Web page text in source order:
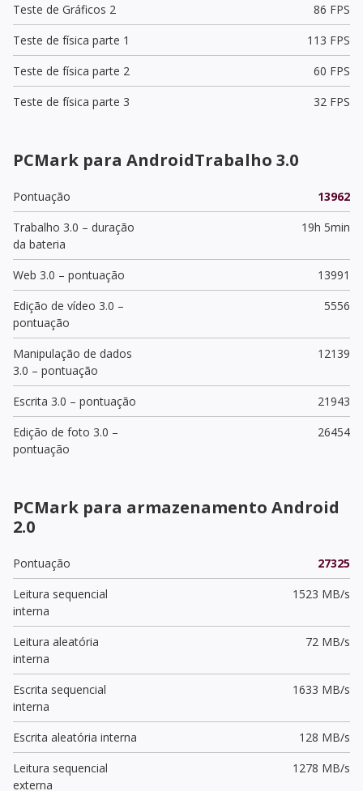
Teste de Gráficos 2
86 FPS
Teste de física parte 1
113 FPS
Teste de física parte 2
60 FPS
Teste de física parte 3
32 FPS
PCMark para AndroidTrabalho 3.0
Pontuação
13962
Trabalho 3.0 – duração
da bateria
19h 5min
Web 3.0 – pontuação
13991
Edição de vídeo 3.0 –
pontuação
5556
Manipulação de dados
3.0 – pontuação
12139
Escrita 3.0 – pontuação
21943
Edição de foto 3.0 –
pontuação
26454
PCMark para armazenamento Android
2.0
Pontuação
27325
Leitura sequencial
interna
1523 MB/s
Leitura aleatória
interna
72 MB/s
Escrita sequencial
interna
1633 MB/s
Escrita aleatória interna
128 MB/s
Leitura sequencial
externa
1278 MB/s